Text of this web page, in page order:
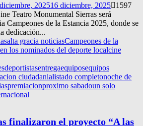
202516 diciembre, 2025
1597
Teatro Monumental Sierras será
Campeones de la Estancia 2025, donde se
dedicación...
alta gracia noticiasCampeones de la
los nominados del deporte localcine
deportistasentregaequiposequipos
ciudadanialistado completonoche de
premiacionproximo sabadoun solo
finalizaron el proyecto “A las